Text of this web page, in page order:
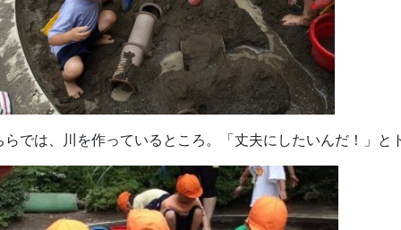
らでは、川を作っているところ。「丈夫にしたいんだ！」と